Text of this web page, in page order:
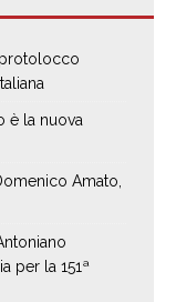
è la nuova
Amato,
per la 151ª